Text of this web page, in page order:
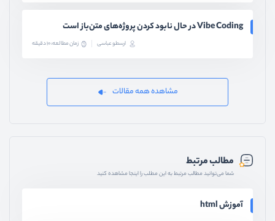
Vibe Coding در حال نابود کردن پروژه‌های متن‌باز است
ارسطو عباسی زمان مطالعه: 10 دقیقه
مشاهده همه مقالات
مطالب مرتبط
شما می‌توانید مطالب مرتبط به این مطلب را اینجا مشاهده کنید
آموزش html